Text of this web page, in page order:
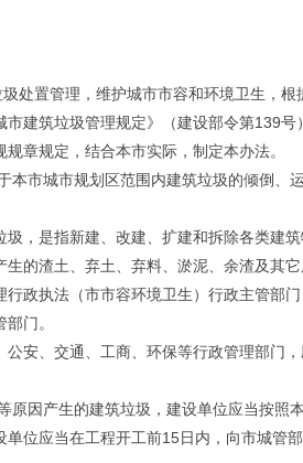
处置管理，维护城市市容和环境卫生，根
市建筑垃圾管理规定》（建设部令第139
章规定，结合本市实际，制定本办法。
市城市规划区范围内建筑垃圾的倾倒、
是指新建、改建、扩建和拆除各类建筑
生的渣土、弃土、弃料、淤泥、余渣及其
执法（市市容环境卫生）行政主管部门
门。
、交通、工商、环保等行政管理部门，
因产生的建筑垃圾，建设单位应当按照
应当在工程开工前15日内，向市城管